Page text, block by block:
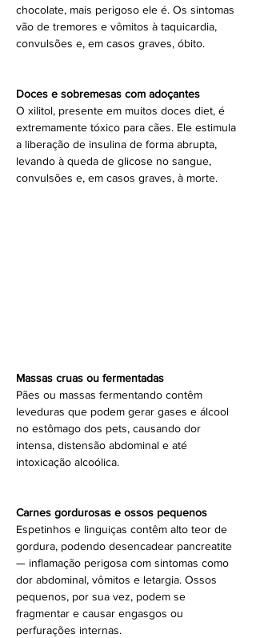
chocolate, mais perigoso ele é. Os sintomas
vão de tremores e vômitos à taquicardia,
convulsões e, em casos graves, óbito.
Doces e sobremesas com adoçantes
O xilitol, presente em muitos doces diet, é
extremamente tóxico para cães. Ele estimula
a liberação de insulina de forma abrupta,
levando à queda de glicose no sangue,
convulsões e, em casos graves, à morte.
Massas cruas ou fermentadas
Pães ou massas fermentando contêm
leveduras que podem gerar gases e álcool
no estômago dos pets, causando dor
intensa, distensão abdominal e até
intoxicação alcoólica.
Carnes gordurosas e ossos pequenos
Espetinhos e linguiças contêm alto teor de
gordura, podendo desencadear pancreatite
— inflamação perigosa com sintomas como
dor abdominal, vômitos e letargia. Ossos
pequenos, por sua vez, podem se
fragmentar e causar engasgos ou
perfurações internas.